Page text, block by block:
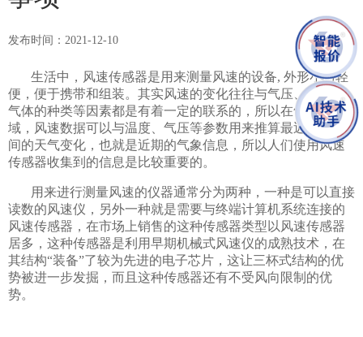
发布时间：2021-12-10
生活中， 风速传感器是用来测量风速的设备, 外形小巧轻
便，便于携带和组装。其实风速的变化往往与气压、温度、
气体的种类等因素都是有着一定的联系的，所以在气象领
域，风速数据可以与温度、气压等参数用来推算最近一段时
间的天气变化，也就是近期的气象信息，所以人们使用风速
传感器收集到的信息是比较重要的。
用来进行测量风速的仪器通常分为两种，一种是可以直接
读数的风速仪，另外一种就是需要与终端计算机系统连接的
风速传感器，在市场上销售的这种传感器类型以风速传感器
居多，这种传感器是利用早期机械式风速仪的成熟技术，在
其结构“装备”了较为先进的电子芯片，这让三杯式结构的优
势被进一步发掘，而且这种传感器还有不受风向限制的优
势。